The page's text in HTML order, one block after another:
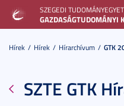
SZEGEDI
GAZDASÁGTUDOMÁNYI
Hírek Hírek Hírarchívum GTK
SZTE GTK